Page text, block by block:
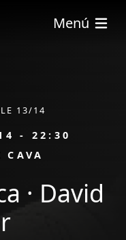
Menú
13/14
- 22:30
CAVA
· David